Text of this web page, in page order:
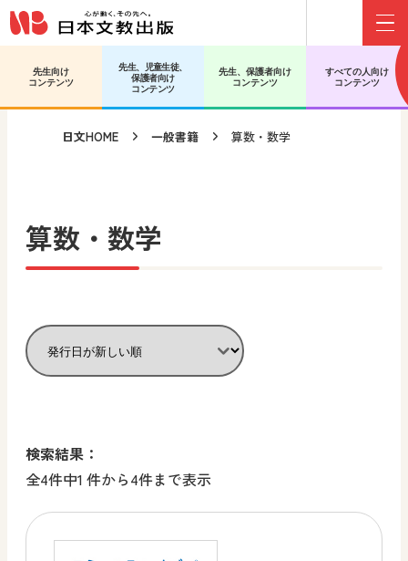
メインコンテンツへ移動
サブコンテンツへ移動
先生向け
コンテンツ
先生、児童生徒、
保護者向け
コンテンツ
先生、保護者向け
コンテンツ
すべての人向け
コンテンツ
日文HOME 一般書籍 算数・数学
算数・数学
検索結果：
全4件中1 件から4件まで表示